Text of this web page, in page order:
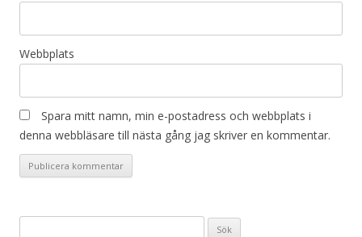
Webbplats
Spara mitt namn, min e-postadress och webbplats i
denna webbläsare till nästa gång jag skriver en kommentar.